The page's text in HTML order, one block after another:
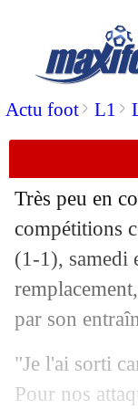
Actu foot> L1 >
Très peu en
compétitions
(1-1), samedi
par son
"Je l'ai sorti
Pour nos
:
24/10
24/10 Ita.:
24/10 :
24/10 L1:
24/10 L1:
24/10 PSG: